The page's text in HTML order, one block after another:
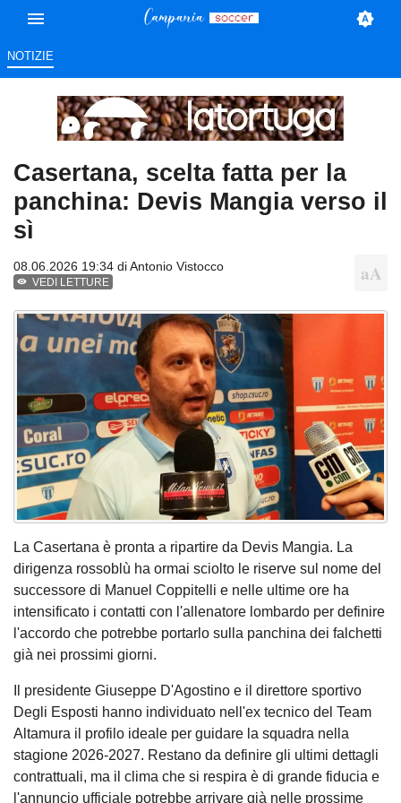
NOTIZIE
Casertana, scelta fatta per la
panchina: Devis Mangia verso il
sì
08.06.2026 19:34 diAntonio Vistocco
VEDI LETTURE
La Casertana è pronta a ripartire da Devis Mangia. La
dirigenza rossoblù ha ormai sciolto le riserve sul nome del
successore di Manuel Coppitelli e nelle ultime ore ha
intensificato i contatti con l'allenatore lombardo per definire
l'accordo che potrebbe portarlo sulla panchina dei falchetti
già nei prossimi giorni.
Il presidente Giuseppe D'Agostino e il direttore sportivo
Degli Esposti hanno individuato nell'ex tecnico del Team
Altamura il profilo ideale per guidare la squadra nella
stagione 2026-2027. Restano da definire gli ultimi dettagli
contrattuali, ma il clima che si respira è di grande fiducia e
l'annuncio ufficiale potrebbe arrivare già nelle prossime